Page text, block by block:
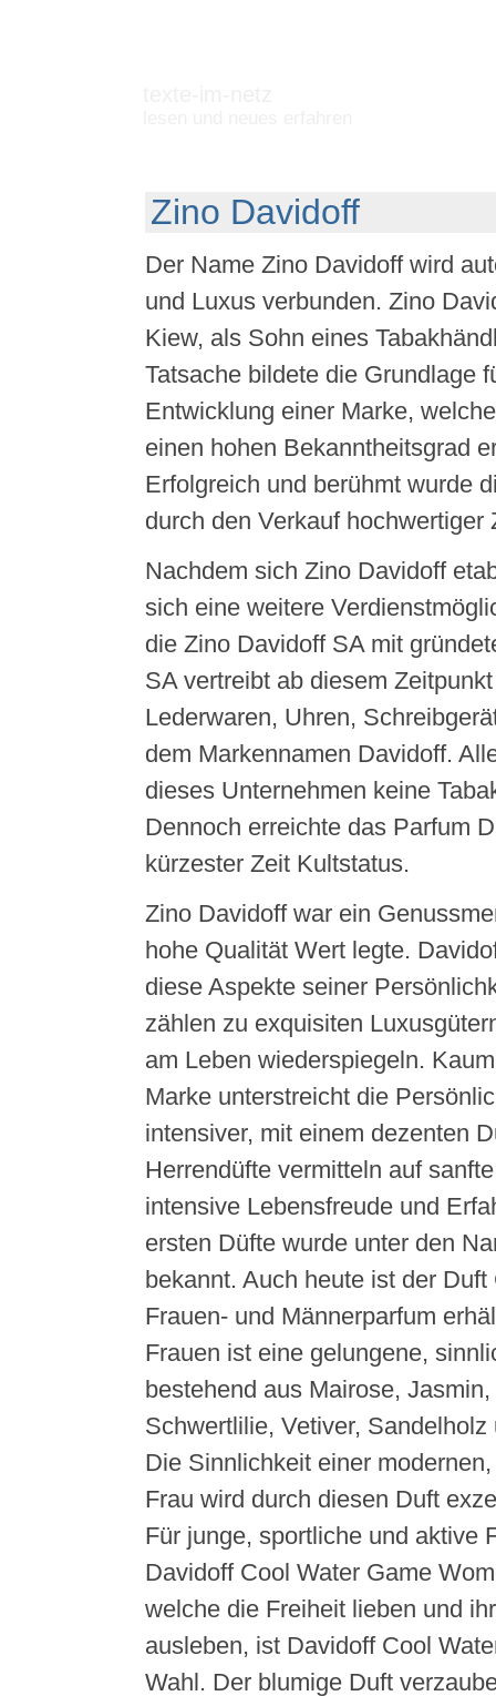
Zino Davidoff
Der Name Zino Davidoff wird
und Luxus verbunden. Zino
Kiew, als Sohn eines
Tatsache bildete die Grundlage
Entwicklung einer Marke,
einen hohen Bekanntheitsgrad
Erfolgreich und berühmt wurde
durch den Verkauf hochwertiger
Nachdem sich Zino Davidoff
sich eine weitere
die Zino Davidoff SA mit
SA vertreibt ab diesem
Lederwaren, Uhren,
dem Markennamen Davidoff.
dieses Unternehmen keine
Dennoch erreichte das Parfum
kürzester Zeit Kultstatus.
Zino Davidoff war ein
hohe Qualität Wert legte.
diese Aspekte seiner
zählen zu exquisiten
am Leben wiederspiegeln.
Marke unterstreicht die
intensiver, mit einem dezenten
Herrendüfte vermitteln auf
intensive Lebensfreude und
ersten Düfte wurde unter den
bekannt. Auch heute ist der Duft
Frauen- und Männerparfum
Frauen ist eine gelungene,
bestehend aus Mairose, Jasmin,
Schwertlilie, Vetiver, Sandelholz
Die Sinnlichkeit einer
Frau wird durch diesen Duft
Für junge, sportliche und aktive
Davidoff Cool Water Game
welche die Freiheit lieben und
ausleben, ist Davidoff Cool
Wahl. Der blumige Duft